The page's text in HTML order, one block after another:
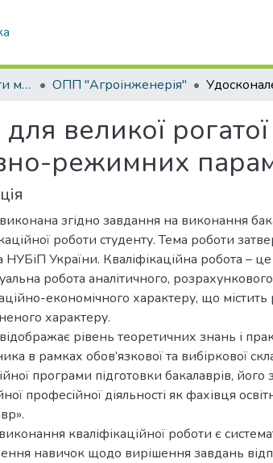
Кваліфікаційні роботи магістрів ОПП "Агроінженерія"
великої
режимних
згідно завдання на виконання
роботи студенту. Тема роботи
НУБіП України. Кваліфікаційна робота – це
робота аналітичного,
економічного характеру, що
характеру.
рівень теоретичних знань і
в рамках обов’язкової та вибіркової
програми підготовки бакалаврів, його
професійної діяльності як фахівця
кваліфікаційної роботи є
навичок щодо вирішення завдань